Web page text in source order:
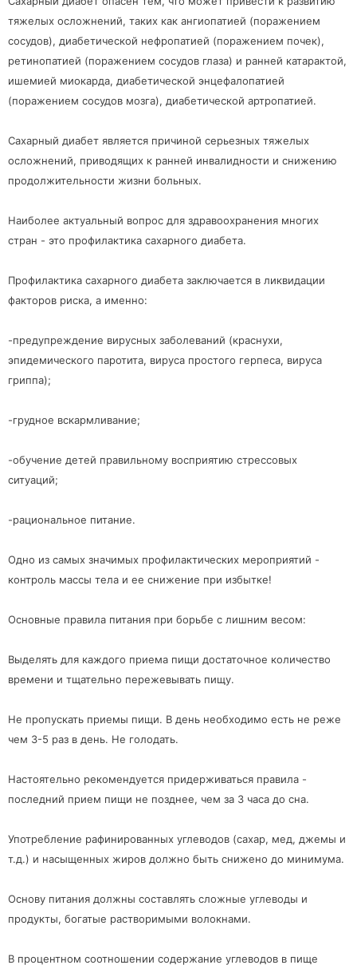
тяжелых осложнений, таких как ангиопатией (поражением
сосудов), диабетической нефропатией (поражением почек),
ретинопатией (поражением сосудов глаза) и ранней катарактой,
ишемией миокарда, диабетической энцефалопатией
(поражением сосудов мозга), диабетической артропатией.
Сахарный диабет является причиной серьезных тяжелых
осложнений, приводящих к ранней инвалидности и снижению
продолжительности жизни больных.
Наиболее актуальный вопрос для здравоохранения многих
стран - это профилактика сахарного диабета.
Профилактика сахарного диабета заключается в ликвидации
факторов риска, а именно:
-предупреждение вирусных заболеваний (краснухи,
эпидемического паротита, вируса простого герпеса, вируса
гриппа);
-грудное вскармливание;
-обучение детей правильному восприятию стрессовых
ситуаций;
-рациональное питание.
Одно из самых значимых профилактических мероприятий -
контроль массы тела и ее снижение при избытке!
Основные правила питания при борьбе с лишним весом:
Выделять для каждого приема пищи достаточное количество
времени и тщательно пережевывать пищу.
Не пропускать приемы пищи. В день необходимо есть не реже
чем 3-5 раз в день. Не голодать.
Настоятельно рекомендуется придерживаться правила -
последний прием пищи не позднее, чем за 3 часа до сна.
Употребление рафинированных углеводов (сахар, мед, джемы и
т.д.) и насыщенных жиров должно быть снижено до минимума.
Основу питания должны составлять сложные углеводы и
продукты, богатые растворимыми волокнами.
В процентном соотношении содержание углеводов в пище